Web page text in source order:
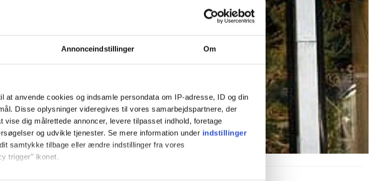
Annonceindstillinger Om
at anvende cookies og indsamle persondata om IP-adresse, ID og din
Disse oplysninger videregives til vores samarbejdspartnere, der
dig målrettede annoncer, levere tilpasset indhold, foretage
og udvikle tjenester. Se mere information under indstillinger
samtykke tilbage eller ændre indstillinger fra vores
trigger" ikonet.